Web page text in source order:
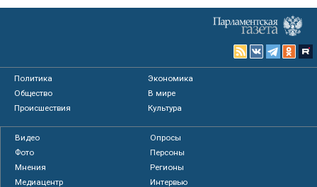
Политика
Экономика
Общество
В мире
Происшествия
Культура
Видео
Опросы
Фото
Персоны
Мнения
Регионы
Медиацентр
Интервью